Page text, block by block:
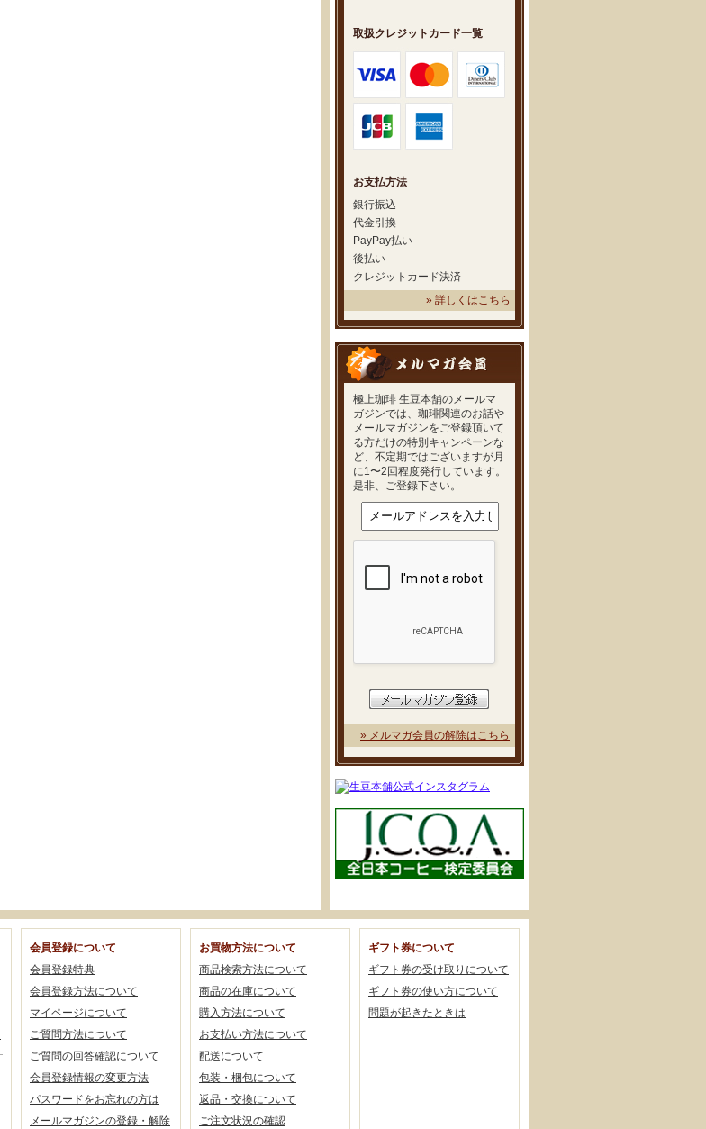
取扱クレジットカード一覧
お支払方法
銀行振込
代金引換
PayPay払い
後払い
クレジットカード決済
» 詳しくはこちら
極上珈琲 生豆本舗のメールマ
ガジンでは、珈琲関連のお話や
メールマガジンをご登録頂いて
る方だけの特別キャンペーンな
ど、不定期ではございますが月
に1〜2回程度発行しています。
是非、ご登録下さい。
» メルマガ会員の解除はこちら
会員登録について
会員登録特典
会員登録方法について
マイページについて
ご質問方法について
ご質問の回答確認について
会員登録情報の変更方法
パスワードをお忘れの方は
メールマガジンの登録・解除
お買物方法について
商品検索方法について
商品の在庫について
購入方法について
お支払い方法について
配送について
包装・梱包について
返品・交換について
ご注文状況の確認
ギフト券について
ギフト券の受け取りについて
ギフト券の使い方について
問題が起きたときは